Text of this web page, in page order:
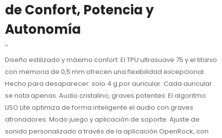
de Confort, Potencia y
Autonomía
''
Diseño estilizado y máximo confort: El TPU ultrasuave 75 y el titanio
con memoria de 0,5 mm ofrecen una flexibilidad excepcional.
Hecho para desaparecer: solo 4 g por auricular. Cada auricular
se nota apenas. Audio cristalino, graves potentes: El algoritmo
LISO Lite optimiza de forma inteligente el audio con graves
atronadores. Modo juego y aplicación de soporte: Ajuste de
sonido personalizado a través de la aplicación OpenRock, con